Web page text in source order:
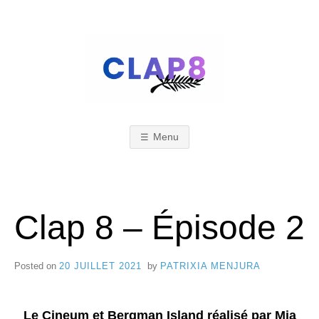
A
v
l
d
Menu
Clap 8 – Épisode 2
Posted on 20 JUILLET 2021 by PATRIXIA MENJURA
Le Cineum et Bergman Island réalisé par Mia